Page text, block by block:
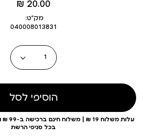
מחיר
מוצר
20.00 ₪
מק״ט:
040008013831
כמות
הוסיפי לסל
עלות
בכל סניפי הרשת